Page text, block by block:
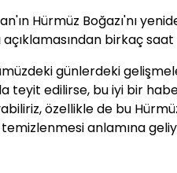
Hürmüz Boğazı'nı
açıklamasından birkaç
günlerdeki
teyit edilirse, bu iyi bir
özellikle de bu
temizlenmesi anlamına